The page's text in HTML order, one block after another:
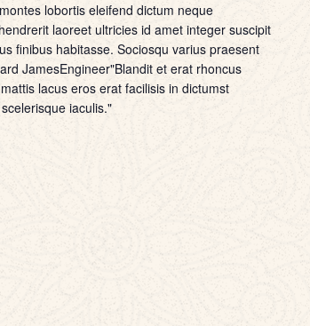
lobortis eleifend dictum neque
laoreet ultricies id amet integer suscipit
finibus habitasse. Sociosqu varius praesent
JamesEngineer"Blandit et erat rhoncus
lacus eros erat facilisis in dictumst
iaculis."